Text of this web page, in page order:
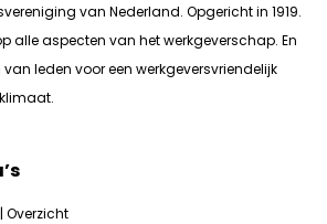
van Nederland. Opgericht in 1919.
alle aspecten van het werkgeverschap. En
leden voor een werkgeversvriendelijk
Overzicht